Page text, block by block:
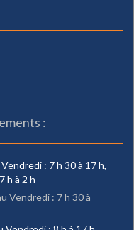
:
: 7 h 30 à 17 h,
h à 2 h
Vendredi : 7 h 30 à